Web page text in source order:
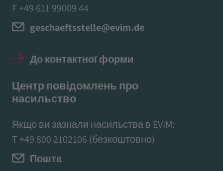
F +49 611 99009 44
geschaeftsstelle@evim.de
До контактної форми
Центр повідомлень про
насильство
Якщо ви зазнали насильства в EVIM:
T +49 800 2102106 (безкоштовно)
Пошта